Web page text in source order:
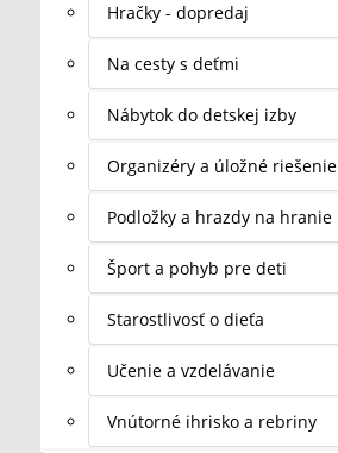
Hračky - dopredaj
Na cesty s deťmi
Nábytok do detskej izby
Organizéry a úložné riešenie
Podložky a hrazdy na hranie
Šport a pohyb pre deti
Starostlivosť o dieťa
Učenie a vzdelávanie
Vnútorné ihrisko a rebriny